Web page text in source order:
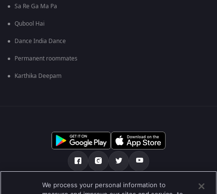
Sa Re Ga Ma Pa
Qubool Hai
Dance India Dance
Permanent roommates
Karthika Deepam
Политика конфиденциальности
We process your personal information to